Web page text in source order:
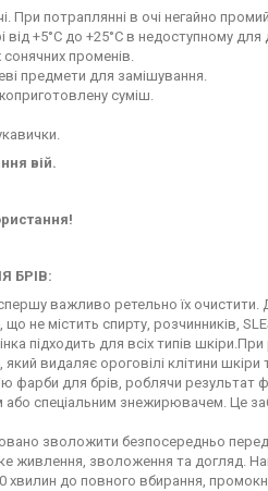
При потраплянні в очі негайно
від +5°С до +25°С в недоступному для
променів.
предмети для замішування.
суміш.
вій.
БРІВ:
важливо ретельно їх
не містить спирту, розчинників,
підходить для всіх типів
який видаляє ороговілі клітини
фарби для брів, роблячи результат
спеціальним знежирювачем. Це
зволожити безпосередньо
живлення, зволоження та догляд.
хвилин до повного вбирання,